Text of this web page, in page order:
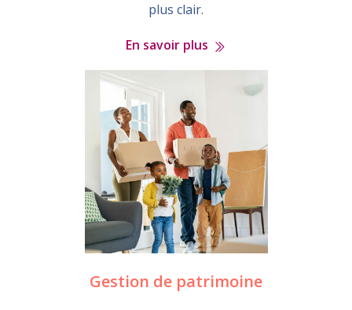
plus clair.
En savoir plus
Gestion de patrimoine